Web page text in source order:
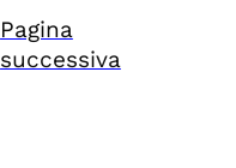
Pagina
successiva